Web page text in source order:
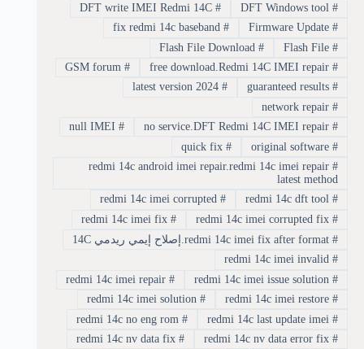
#
DFT Windows tool
#
DFT write IMEI Redmi 14C
#
Firmware Update
#
fix redmi 14c baseband
#
Flash File
#
Flash File Download
#
free download.Redmi 14C IMEI repair
#
GSM forum
#
guaranteed results
#
latest version 2024
#
network repair
#
no service.DFT Redmi 14C IMEI repair
#
null IMEI
#
original software
#
quick fix
#
redmi 14c android imei repair.redmi 14c imei repair
latest method
#
redmi 14c dft tool
#
redmi 14c imei corrupted
#
redmi 14c imei corrupted fix
#
redmi 14c imei fix
#redmi 14c imei fix after format.إصلاح إيمي ريدمي 14C
#
redmi 14c imei invalid
#
redmi 14c imei issue solution
#
redmi 14c imei repair
#
redmi 14c imei restore
#
redmi 14c imei solution
#
redmi 14c last update imei
#
redmi 14c no eng rom
#
redmi 14c nv data error fix
#
redmi 14c nv data fix